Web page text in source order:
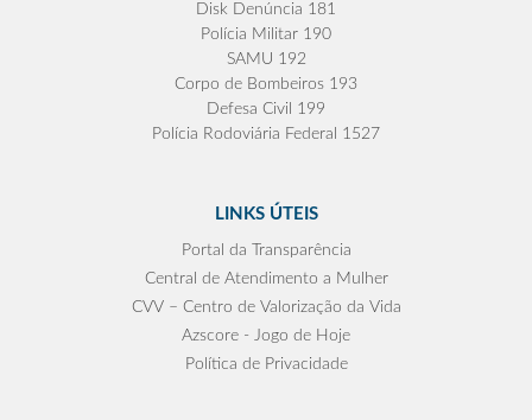
Disk Denúncia 181
Polícia Militar 190
SAMU 192
Corpo de Bombeiros 193
Defesa Civil 199
Polícia Rodoviária Federal 1527
LINKS ÚTEIS
Portal da Transparência
Central de Atendimento a Mulher
CVV – Centro de Valorização da Vida
Azscore - Jogo de Hoje
Política de Privacidade